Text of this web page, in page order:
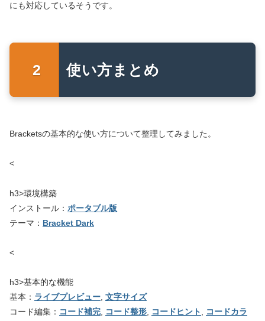
にも対応しているそうです。
使い方まとめ
Bracketsの基本的な使い方について整理してみました。
<
h3>環境構築
インストール： ポータブル版
テーマ： Bracket Dark
<
h3>基本的な機能
基本： ライブプレビュー 文字サイズ
コード編集： コード補完 コード整形 コードヒント
コードカラ